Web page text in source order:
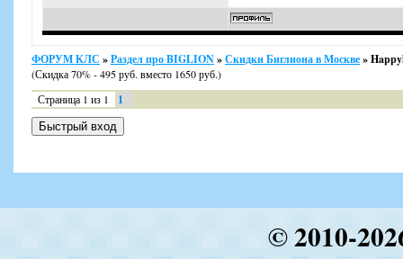
ФОРУМ КЛС »Раздел про BIGLION»Скидки Биглиона в Москве»
(Скидка 70% - 495 руб. вместо 1650 руб.)
Страница 1 из 1 1
© 2010-